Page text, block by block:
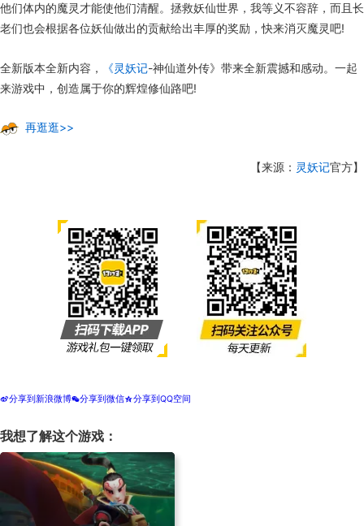
他们体内的魔灵才能使他们清醒。拯救妖仙世界，我等义不容辞，而且长
老们也会根据各位妖仙做出的贡献给出丰厚的奖励，快来消灭魔灵吧!
全新版本全新内容， 《灵妖记-神仙道外传》带来全新震撼和感动。一起
来游戏中，创造属于你的辉煌修仙路吧!
再逛逛>>
【来源： 灵妖记官方】
t分享到新浪微博w分享到微信z分享到QQ空间
我想了解这个游戏：